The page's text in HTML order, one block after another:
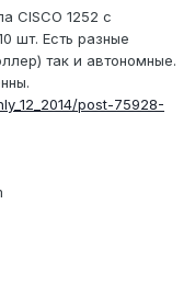
CISCO 1252 с
шт. Есть разные
так и автономные.
post-75928-